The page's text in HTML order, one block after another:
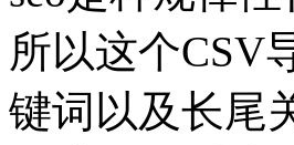
所以这个CSV
键词以及长尾